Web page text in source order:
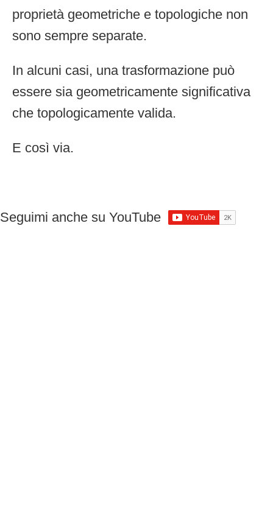
proprietà geometriche e topologiche non
sono sempre separate.
In alcuni casi, una trasformazione può
essere sia geometricamente significativa
che topologicamente valida.
E così via.
Seguimi anche su YouTube